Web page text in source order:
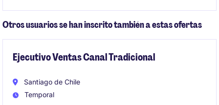
Otros usuarios se han inscrito también a estas ofertas
Ejecutivo Ventas Canal Tradicional
Santiago de Chile
Temporal